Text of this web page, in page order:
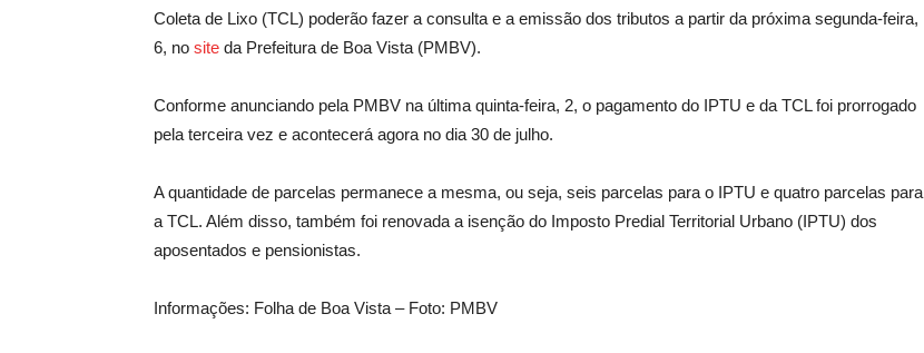
Coleta de Lixo (TCL) poderão fazer a consulta e a emissão dos tributos a partir da próxima segunda-feira,
6, no site da Prefeitura de Boa Vista (PMBV).
Conforme anunciando pela PMBV na última quinta-feira, 2, o pagamento do IPTU e da TCL foi prorrogado
pela terceira vez e acontecerá agora no dia 30 de julho.
A quantidade de parcelas permanece a mesma, ou seja, seis parcelas para o IPTU e quatro parcelas para
a TCL. Além disso, também foi renovada a isenção do Imposto Predial Territorial Urbano (IPTU) dos
aposentados e pensionistas.
Informações: Folha de Boa Vista – Foto: PMBV